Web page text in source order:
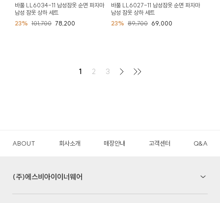
바풀 LL6034-11 남성잠옷 순면 파자마
남성 잠옷 상하 세트
23% 101,700 78,200
바풀 LL6027-11 남성잠옷 순면 파자마
남성 잠옷 상하 세트
23% 89,700 69,000
1 2 3
ABOUT 회사소개 매장안내 고객센터 Q&A
(주)에스비아이이너웨어